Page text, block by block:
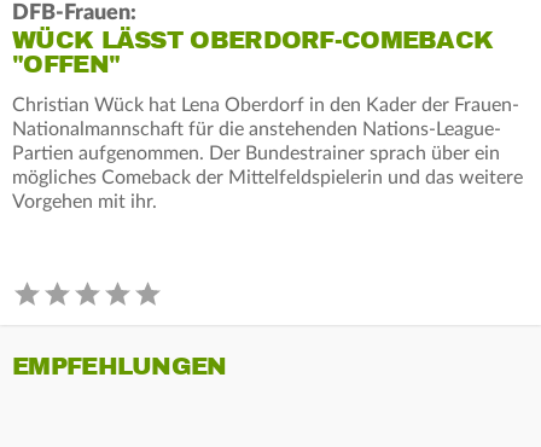
DFB-Frauen:
WÜCK LÄSST OBERDORF-COMEBACK
"OFFEN"
Christian Wück hat Lena Oberdorf in den Kader der Frauen-
Nationalmannschaft für die anstehenden Nations-League-
Partien aufgenommen. Der Bundestrainer sprach über ein
mögliches Comeback der Mittelfeldspielerin und das weitere
Vorgehen mit ihr.
EMPFEHLUNGEN